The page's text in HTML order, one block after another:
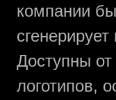
компании
Доступны
логотипов,